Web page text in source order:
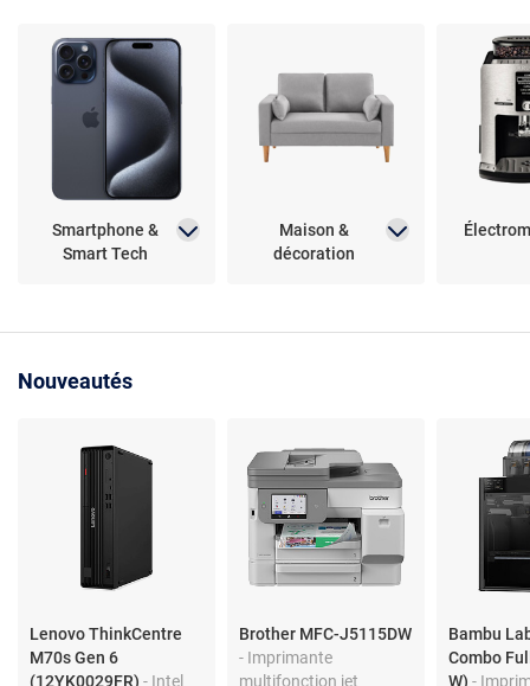
Smartphone &
Smart Tech
Maison &
décoration
Nouveautés
Lenovo ThinkCentre
M70s Gen 6
(12YK0029FR) - Intel
Brother MFC-J5115DW
- Imprimante
multifonction jet
Bambu
Combo
W)-